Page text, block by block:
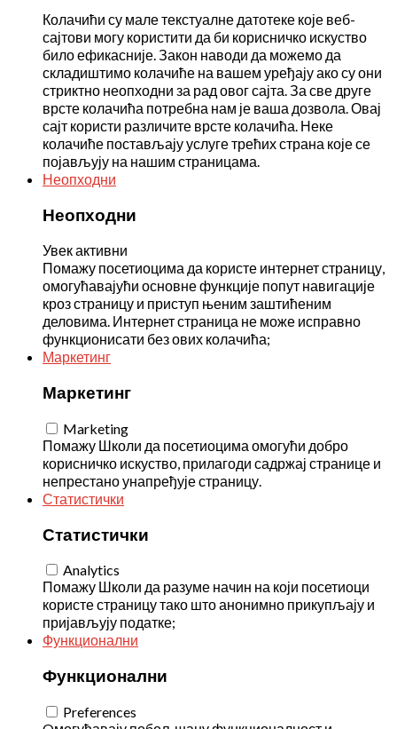
Колачићи су мале текстуалне датотеке које веб-
сајтови могу користити да би корисничко искуство
било ефикасније. Закон наводи да можемо да
складиштимо колачиће на вашем уређају ако су они
стриктно неопходни за рад овог сајта. За све друге
врсте колачића потребна нам је ваша дозвола. Овај
сајт користи различите врсте колачића. Неке
колачиће постављају услуге трећих страна које се
појављују на нашим страницама.
Неопходни
Неопходни
Увек активни
Помажу посетиоцима да користе интернет страницу,
омогућавајући основне функције попут навигације
кроз страницу и приступ њеним заштићеним
деловима. Интернет страница не може исправно
функционисати без ових колачића;
Маркетинг
Маркетинг
Marketing
Помажу Школи да посетиоцима омогући добро
корисничко искуство, прилагоди садржај странице и
непрестано унапређује страницу.
Статистички
Статистички
Analytics
Помажу Школи да разуме начин на који посетиоци
користе страницу тако што анонимно прикупљају и
пријављују податке;
Функционални
Функционални
Preferences